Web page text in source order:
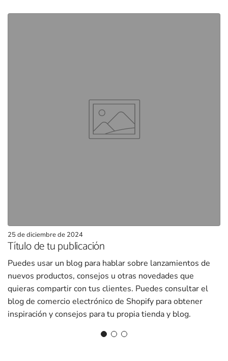
25 de diciembre de 2024
Título de tu publicación
Puedes usar un blog para hablar sobre lanzamientos de
nuevos productos, consejos u otras novedades que
quieras compartir con tus clientes. Puedes consultar el
blog de comercio electrónico de Shopify para obtener
inspiración y consejos para tu propia tienda y blog.